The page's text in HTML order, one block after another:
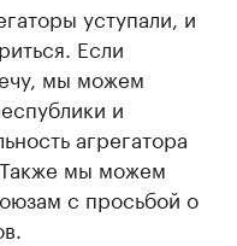
уступали, и
Если
мы можем
и
агрегатора
Также мы можем
с просьбой о